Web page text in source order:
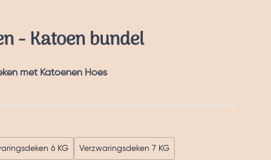
- Katoen bundel
met Katoenen Hoes
6 KG Verzwaringsdeken 7 KG